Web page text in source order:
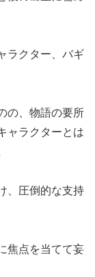
ラクター、バギ
の、物語の要所
ャラクターとは
、圧倒的な支持
焦点を当てて妄